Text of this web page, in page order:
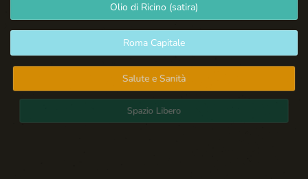
Olio di Ricino (satira)
Roma Capitale
Salute e Sanità
Spazio Libero